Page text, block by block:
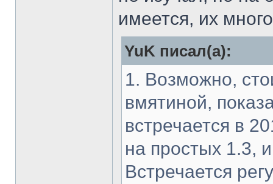
имеется, их
YuK писал(а):
1. Возможно,
вмятиной,
встречается в
на простых 1.3,
Встречается